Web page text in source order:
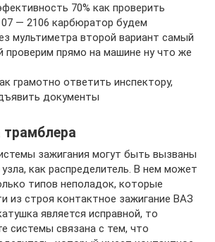
70% как проверить
— 2106 карбюратор будем
мультиметра второй вариант самый
проверим прямо на машине ну что же
грамотно ответить инспектору,
документы
трамблера
зажигания могут быть вызваны
как распределитель. В нем может
типов неполадок, которые
из строя контактное зажигание ВАЗ
является исправной, то
системы связана с тем, что